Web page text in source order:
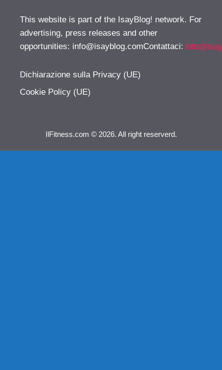
This website is part of the IsayBlog! network. For
advertising, press releases and other
opportunities: info@isayblog.comContattaci:
Dichiarazione sulla Privacy (UE)
Cookie Policy (UE)
IlFitness.com © 2026. All right reserverd.